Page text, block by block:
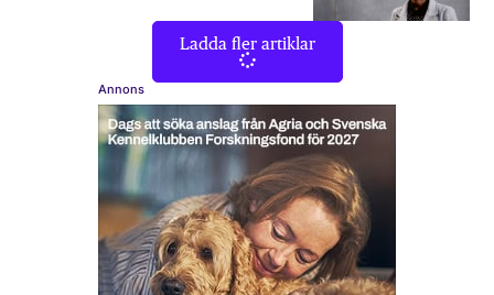
Ladda fler artiklar
Annons